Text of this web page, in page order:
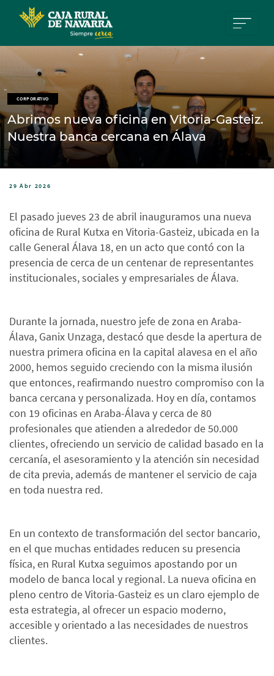
CORPORATIVO
Abrimos nueva oficina en Vitoria-Gasteiz.
Nuestra banca cercana en Álava
29 Abr 2026
El pasado jueves 23 de abril inauguramos una nueva
oficina de Rural Kutxa en Vitoria-Gasteiz, ubicada en la
calle General Álava 18, en un acto que contó con la
presencia de cerca de un centenar de representantes
institucionales, sociales y empresariales de Álava.
Durante la jornada, nuestro jefe de zona en Araba-
Álava, Ganix Unzaga, destacó que desde la apertura de
nuestra primera oficina en la capital alavesa en el año
2000, hemos seguido creciendo con la misma ilusión
que entonces, reafirmando nuestro compromiso con la
banca cercana y personalizada. Hoy en día, contamos
con 19 oficinas en Araba-Álava y cerca de 80
profesionales que atienden a alrededor de 50.000
clientes, ofreciendo un servicio de calidad basado en la
cercanía, el asesoramiento y la atención sin necesidad
de cita previa, además de mantener el servicio de caja
en toda nuestra red.
En un contexto de transformación del sector bancario,
en el que muchas entidades reducen su presencia
física, en Rural Kutxa seguimos apostando por un
modelo de banca local y regional. La nueva oficina en
pleno centro de Vitoria-Gasteiz es un claro ejemplo de
esta estrategia, al ofrecer un espacio moderno,
accesible y orientado a las necesidades de nuestros
clientes.